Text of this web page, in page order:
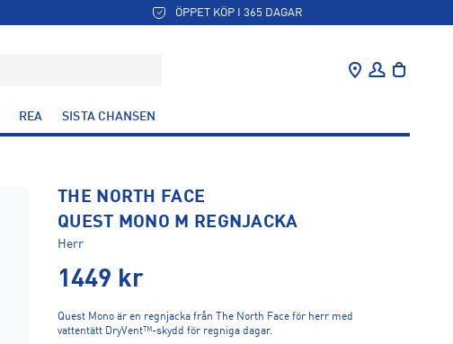
ÖPPET KÖP I 365 DAGAR
REA SISTA CHANSEN
THE NORTH FACE
QUEST MONO M REGNJACKA
Herr
1449 kr
Quest Mono är en regnjacka från The North Face för herr med
vattentätt DryVent™-skydd för regniga dagar.